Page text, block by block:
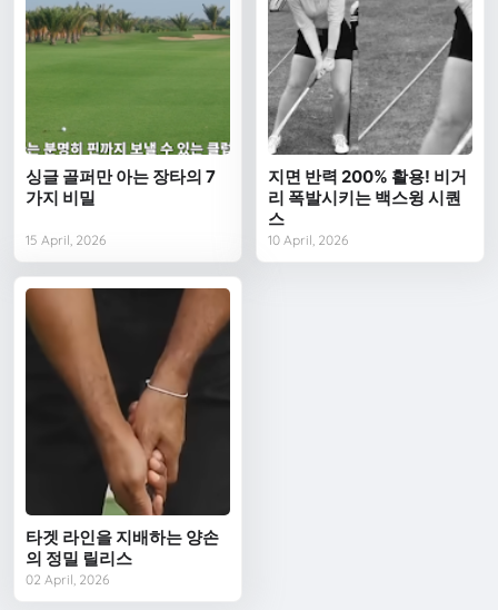
싱글 골퍼만 아는 장타의 7
가지 비밀
15 April, 2026
지면 반력 200% 활용! 비거
리 폭발시키는 백스윙 시퀀
스
10 April, 2026
타겟 라인을 지배하는 양손
의 정밀 릴리스
02 April, 2026